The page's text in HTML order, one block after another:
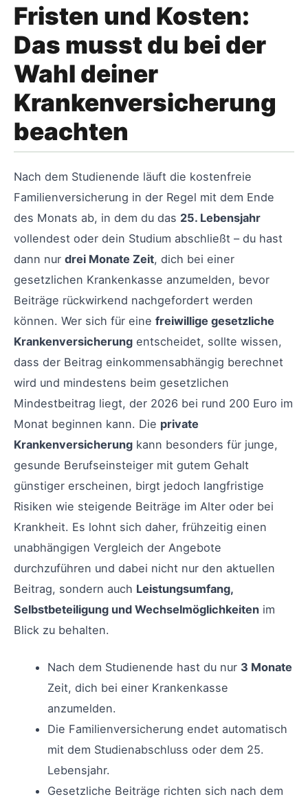
Fristen und Kosten:
Das musst du bei der
Wahl deiner
Krankenversicherung
beachten
Nach dem Studienende läuft die kostenfreie
Familienversicherung in der Regel mit dem Ende
des Monats ab, in dem du das 25. Lebensjahr
vollendest oder dein Studium abschließt – du hast
dann nur drei Monate Zeit, dich bei einer
gesetzlichen Krankenkasse anzumelden, bevor
Beiträge rückwirkend nachgefordert werden
können. Wer sich für eine freiwillige gesetzliche
Krankenversicherung entscheidet, sollte wissen,
dass der Beitrag einkommensabhängig berechnet
wird und mindestens beim gesetzlichen
Mindestbeitrag liegt, der 2026 bei rund 200 Euro im
Monat beginnen kann. Die private
Krankenversicherung kann besonders für junge,
gesunde Berufseinsteiger mit gutem Gehalt
günstiger erscheinen, birgt jedoch langfristige
Risiken wie steigende Beiträge im Alter oder bei
Krankheit. Es lohnt sich daher, frühzeitig einen
unabhängigen Vergleich der Angebote
durchzuführen und dabei nicht nur den aktuellen
Beitrag, sondern auch Leistungsumfang,
Selbstbeteiligung und Wechselmöglichkeiten im
Blick zu behalten.
Nach dem Studienende hast du nur 3 Monate
Zeit, dich bei einer Krankenkasse
anzumelden.
Die Familienversicherung endet automatisch
mit dem Studienabschluss oder dem 25.
Lebensjahr.
Gesetzliche Beiträge richten sich nach dem